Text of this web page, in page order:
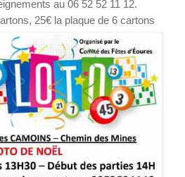
au 06 52 52 11 12.
25€ la plaque de 6 cartons